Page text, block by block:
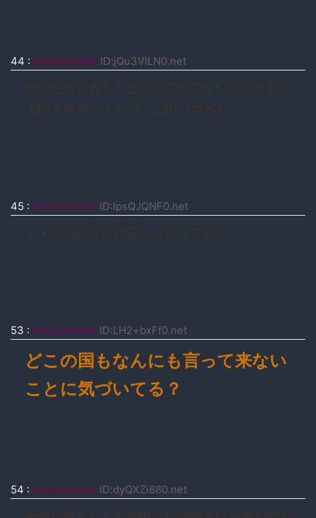
44 : moccosnoon ID:jQu3VILN0.net
45 : moccosnoon ID:IpsQJQNF0.net
53 : moccosnoon ID:LH2+bxFf0.net
どこの国もなんにも言って来ない
ことに気づいてる？
54 : moccosnoon ID:dyQXZi880.net